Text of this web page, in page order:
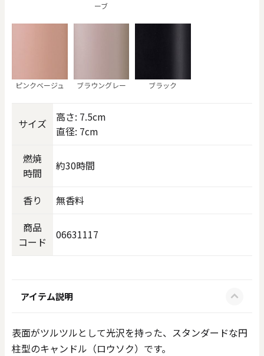
ーブ
ピンクベージュ ブラウングレー ブラック
サイズ
高さ: 7.5cm
直径: 7cm
燃焼
時間
約30時間
香り
無香料
商品
コード
06631117
アイテム説明
表面がツルツルとして光沢を持った、スタンダードな円
柱型のキャンドル（ロウソク）です。